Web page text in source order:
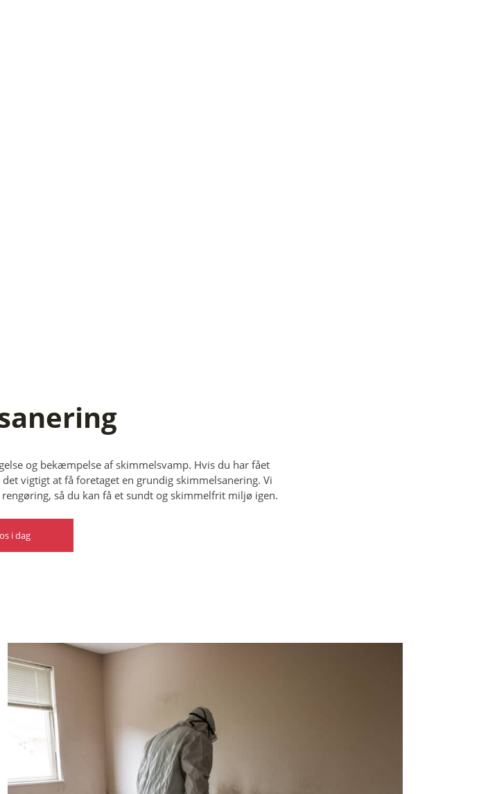
og bekæmpelse af skimmelsvamp. Hvis du har fået
vigtigt at få foretaget en grundig skimmelsanering. Vi
så du kan få et sundt og skimmelfrit miljø igen.
i dag